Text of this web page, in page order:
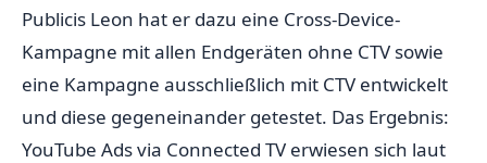
Publicis Leon hat er dazu eine Cross-Device-
Kampagne mit allen Endgeräten ohne CTV sowie
eine Kampagne ausschließlich mit CTV entwickelt
und diese gegeneinander getestet. Das Ergebnis:
YouTube Ads via Connected TV erwiesen sich laut